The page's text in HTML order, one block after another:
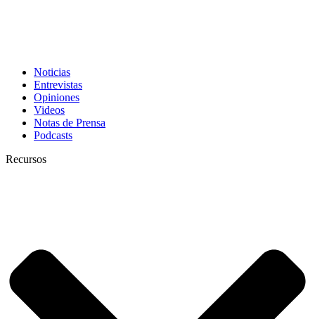
Noticias
Entrevistas
Opiniones
Videos
Notas de Prensa
Podcasts
Recursos